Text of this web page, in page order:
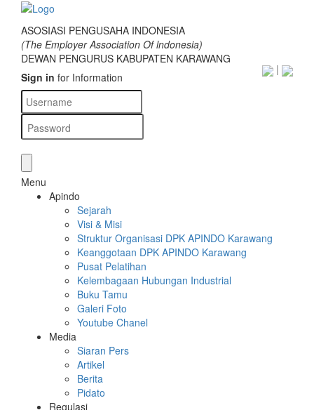
ASOSIASI PENGUSAHA INDONESIA
(The Employer Association Of lndonesia)
DEWAN PENGURUS KABUPATEN KARAWANG
|
Sign in for Information
Menu
Apindo
Sejarah
Visi & Misi
Struktur Organisasi DPK APINDO Karawang
Keanggotaan DPK APINDO Karawang
Pusat Pelatihan
Kelembagaan Hubungan Industrial
Buku Tamu
Galeri Foto
Youtube Chanel
Media
Siaran Pers
Artikel
Berita
Pidato
Regulasi